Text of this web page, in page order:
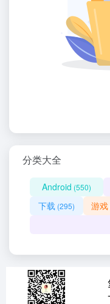
分类大全
Android (550)
下载 (295) 游戏